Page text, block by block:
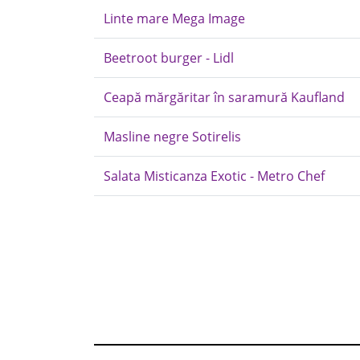
Linte mare Mega Image
Beetroot burger - Lidl
Ceapă mărgăritar în saramură Kaufland
Masline negre Sotirelis
Salata Misticanza Exotic - Metro Chef